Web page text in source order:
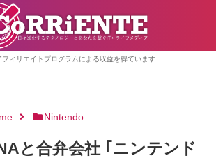
フィリエイトプログラムによる収益を得ています
Nintendo
と合弁会社 ｢ニンテンド